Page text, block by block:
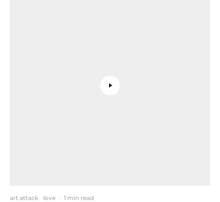
art attack love · 1 min read